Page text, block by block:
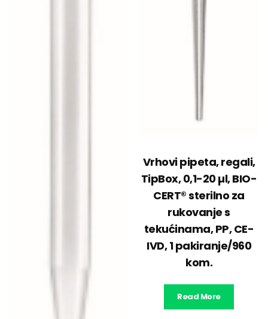
Vrhovi pipeta, regali,
TipBox, 0,1-20 µl, BIO-
CERT® sterilno za
rukovanje s
tekućinama, PP, CE-
IVD, 1 pakiranje/960
kom.
Read More